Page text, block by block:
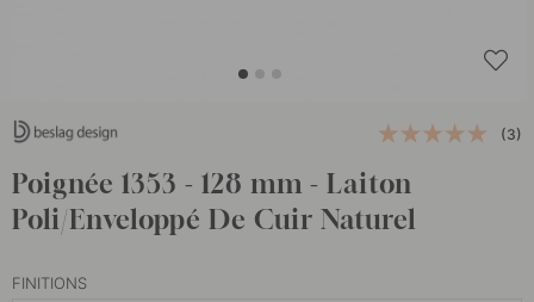
(3)
Poignée 1353 - 128 mm - Laiton
Poli/Enveloppé De Cuir Naturel
FINITIONS